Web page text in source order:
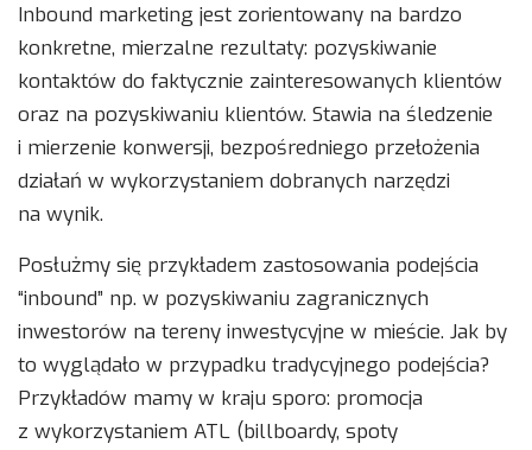
Inbound marketing jest zorientowany na bardzo
konkretne, mierzalne rezultaty: pozyskiwanie
kontaktów do faktycznie zainteresowanych klientów
oraz na pozyskiwaniu klientów. Stawia na śledzenie
i mierzenie konwersji, bezpośredniego przełożenia
działań w wykorzystaniem dobranych narzędzi
na wynik.
Posłużmy się przykładem zastosowania podejścia
“inbound” np. w pozyskiwaniu zagranicznych
inwestorów na tereny inwestycyjne w mieście. Jak by
to wyglądało w przypadku tradycyjnego podejścia?
Przykładów mamy w kraju sporo: promocja
z wykorzystaniem ATL (billboardy, spoty